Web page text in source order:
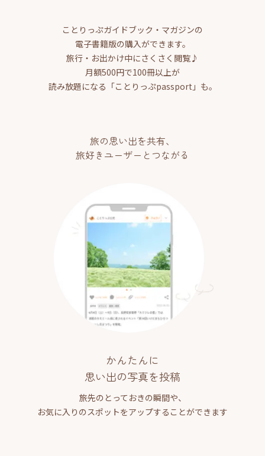
ことりっぷガイドブック・マガジンの
電子書籍版の購入ができます。
旅行・お出かけ中にさくさく閲覧♪
月額500円で100冊以上が
読み放題になる「ことりっぷpassport」も。
旅の思い出を共有、
旅好きユーザーとつながる
かんたんに
思い出の写真を投稿
旅先のとっておきの瞬間や、
お気に入りのスポットをアップすることができます